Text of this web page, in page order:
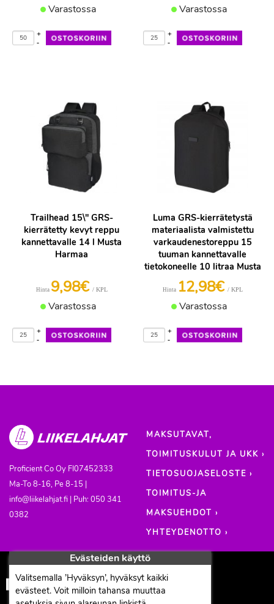
Varastossa
-
+
Varastossa
-
+
Trailhead 15\" GRS-
kierrätetty kevyt reppu
kannettavalle 14 l Musta
Harmaa
Hinta 9,98€ / KPL
Varastossa
-
+
Luma GRS-kierrätetystä
materiaalista valmistettu
varkaudenestoreppu 15
tuuman kannettavalle
tietokoneelle 10 litraa Musta
Hinta 12,98€ / KPL
Varastossa
-
+
Proficient Co Oy FI07452333
Ma-To 8-16, Pe 8-15 |
info@liikelahjat.fi | Puh: 050 341
0382
MAKSUTAVAT,
TOIMITUSKULUT JA UKK ›
TIETOSUOJASELOSTE ›
TOIMITUS-JA
MAKSUEHDOT ›
YHTEYDENOTTO ›
Evästeiden käyttö
Valitsemalla ’Hyväksyn’, hyväksyt kaikki
evästeet. Voit milloin tahansa muuttaa